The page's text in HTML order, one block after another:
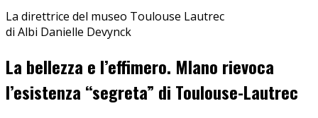
La direttrice del museo Toulouse Lautrec
di Albi Danielle Devynck
La bellezza e l’effimero. Mlano rievoca
l’esistenza “segreta” di Toulouse-Lautrec